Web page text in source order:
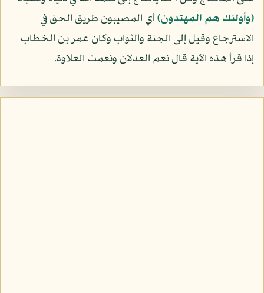
﴿وأولئك هم المهتدون﴾أي المصيبون طريق الحق في
الاسترجاع وقيل إلى الجنة والثواب وكان عمر بن الخطاب
إذا قرأ هذه الآية قال نعم العدلان ونعمت العلاوة.